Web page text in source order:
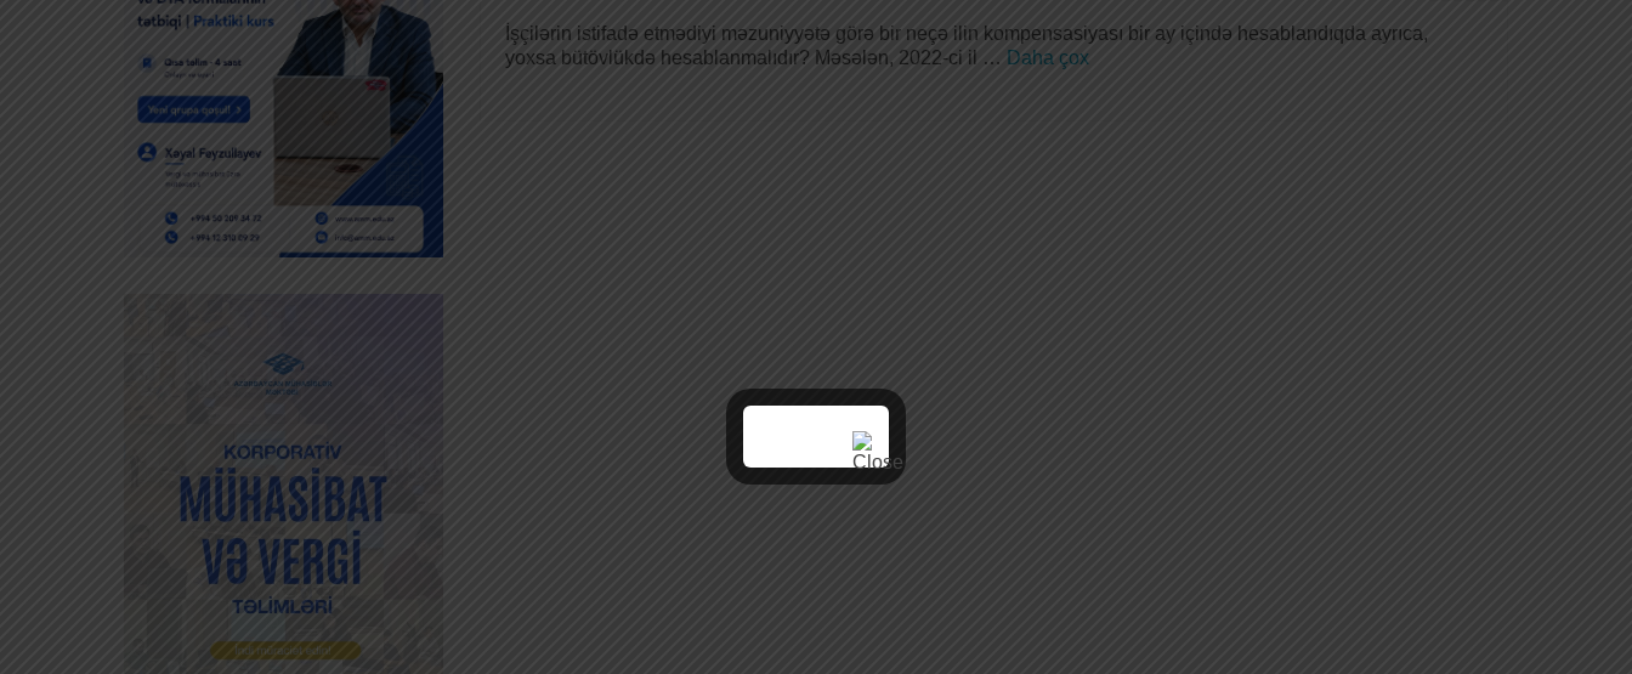
İşçilərin istifadə etmədiyi məzuniyyətə görə bir neçə ilin kompensasiyası bir ay içində hesablandıqda ayrıca,
yoxsa bütövlükdə hesablanmalıdır? Məsələn, 2022-ci il … Daha çox